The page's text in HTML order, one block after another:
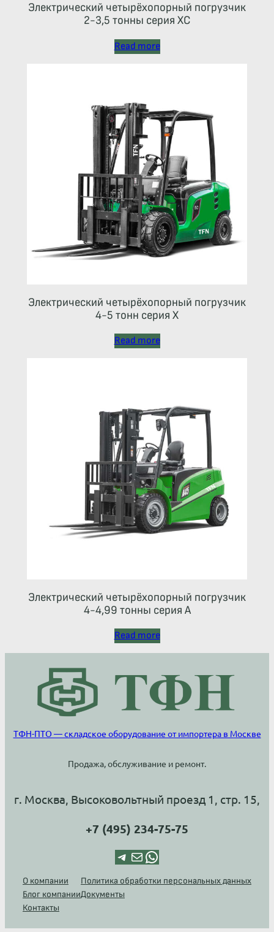
Электрический четырёхопорный погрузчик
2-3,5 тонны серия ХС
Read more
Электрический четырёхопорный погрузчик
4-5 тонн серия Х
Read more
Электрический четырёхопорный погрузчик
4-4,99 тонны серия А
Read more
ТФН-ПТО — складское оборудование от импортера в Москве
Продажа, обслуживание и ремонт.
г. Москва, Высоковольтный проезд 1, стр. 15,
+7 (495) 234-75-75
TelegramПочта WhatsApp
О компании
Блог компании
Контакты
Политика обработки персональных данных
Документы